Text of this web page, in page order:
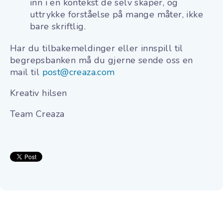
inn i en kontekst de selv skaper, og
uttrykke forståelse på mange måter, ikke
bare skriftlig.
Har du tilbakemeldinger eller innspill til
begrepsbanken må du gjerne sende oss en
mail til post@creaza.com
Kreativ hilsen
Team Creaza